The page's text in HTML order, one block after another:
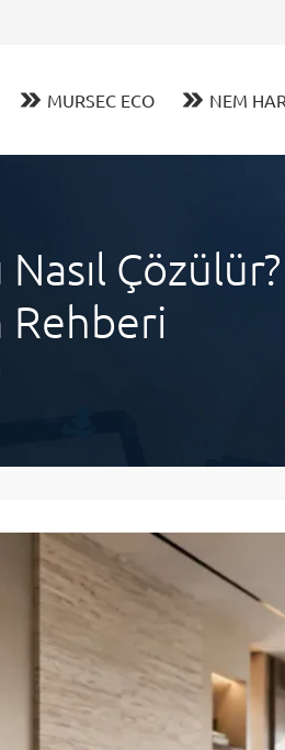
MURSEC ECO NEM
Çözülür?
Rehberi